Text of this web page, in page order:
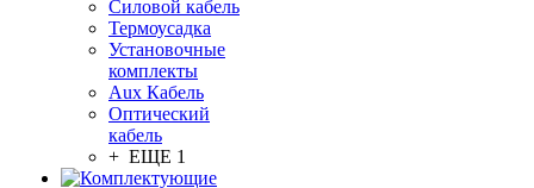
Силовой кабель
Термоусадка
Установочные
комплекты
Aux Кабель
Оптический
кабель
+ ЕЩЕ 1